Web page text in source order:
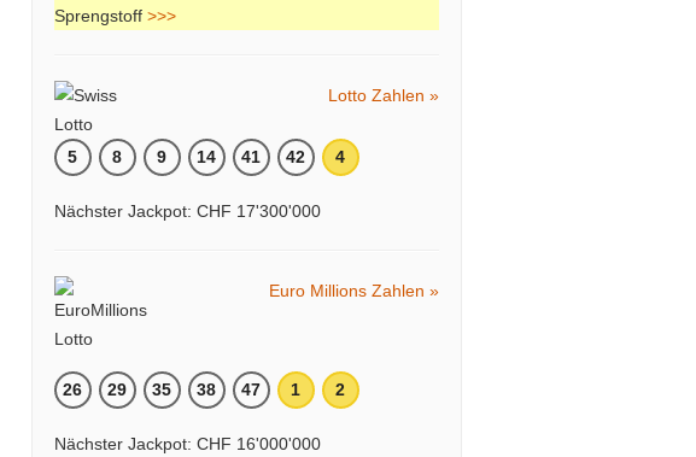
Sprengstoff >>>
Lotto Zahlen »
5 8 9 14 41 42 4
Nächster Jackpot: CHF 17'300'000
Euro Millions Zahlen »
26 29 35 38 47 1 2
Nächster Jackpot: CHF 16'000'000